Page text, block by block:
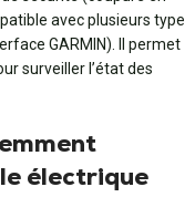
avec plusieurs type
GARMIN). Il permet
surveiller l’état des
électrique